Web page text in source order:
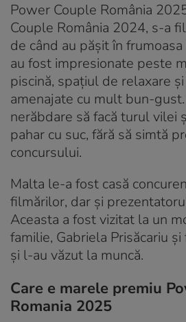
Power Couple România
Couple România 2024, s-a
de când au pășit în
au fost impresionate peste
piscină, spațiul de relaxare
amenajate cu mult bun-
nerăbdare să facă turul vilei
pahar cu suc, fără să simtă
concursului.
Malta le-a fost casă
filmărilor, dar și
Aceasta a fost vizitat la un
familie, Gabriela Prisăcariu
și l-au văzut la muncă.
Care e marele premiu
Romania 2025